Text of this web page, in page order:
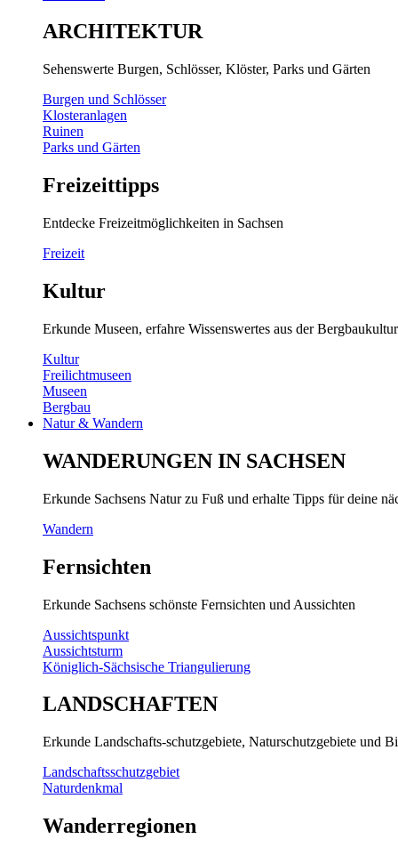
ARCHITEKTUR
Sehenswerte Burgen, Schlösser, Klöster, Parks und Gärten
Burgen und Schlösser
Klosteranlagen
Ruinen
Parks und Gärten
Freizeittipps
Entdecke Freizeitmöglichkeiten in Sachsen
Freizeit
Kultur
Erkunde Museen, erfahre Wissenswertes aus der
Kultur
Freilichtmuseen
Museen
Bergbau
Natur & Wandern
WANDERUNGEN IN SACHSEN
Erkunde Sachsens Natur zu Fuß und erhalte Tipps für deine
Wandern
Fernsichten
Erkunde Sachsens schönste Fernsichten und Aussichten
Aussichtspunkt
Aussichtsturm
Königlich-Sächsische Triangulierung
LANDSCHAFTEN
Erkunde Landschafts-schutzgebiete, Naturschutzgebiete und
Landschaftsschutzgebiet
Naturdenkmal
Wanderregionen